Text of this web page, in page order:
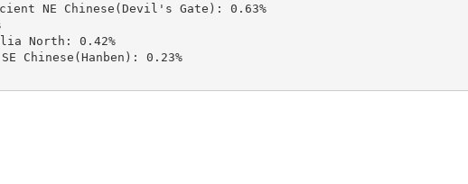
NE Chinese(Devil's Gate): 0.63%
North: 0.42%
Chinese(Hanben): 0.23%